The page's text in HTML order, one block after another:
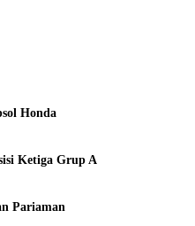
Honda
Ketiga Grup A
Pariaman